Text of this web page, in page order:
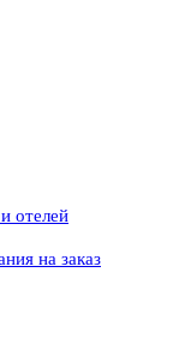
отелей
на заказ